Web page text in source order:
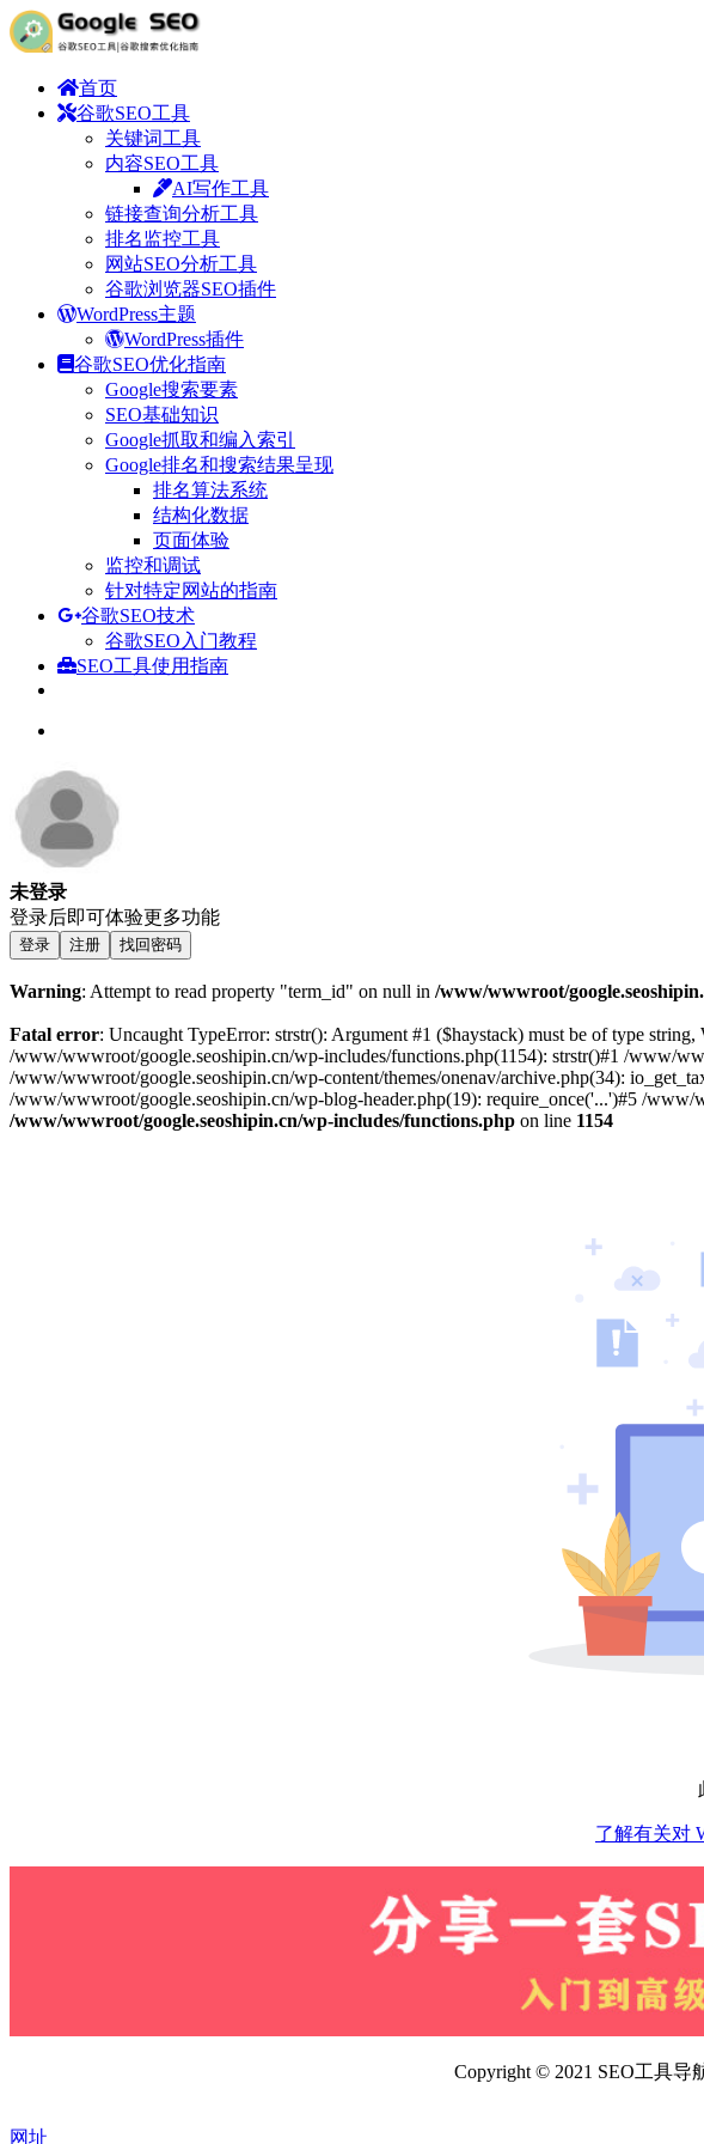
首页
谷歌SEO工具
关键词工具
内容SEO工具
AI写作工具
链接查询分析工具
排名监控工具
网站SEO分析工具
谷歌浏览器SEO插件
WordPress主题
WordPress插件
谷歌SEO优化指南
Google搜索要素
SEO基础知识
Google抓取和编入索引
Google排名和搜索结果呈现
排名算法系统
结构化数据
页面体验
监控和调试
针对特定网站的指南
谷歌SEO技术
谷歌SEO入门教程
SEO工具使用指南
未登录
登录后即可体验更多功能
登录 注册 找回密码
Warning: Attempt to read property "term_id" on null in /www/wwwroot/
Fatal error: Uncaught TypeError: strstr(): Argument #1 ($haystack) must be of type
/www/wwwroot/google.seoshipin.cn/wp-includes/functions.php(1154): strstr()#1 /www/
/www/wwwroot/google.seoshipin.cn/wp-content/themes/onenav/archive.php(34):
/www/wwwroot/google.seoshipin.cn/wp-blog-header.php(19): require_once('...')#5 /
/www/wwwroot/google.seoshipin.cn/wp-includes/functions.php on line 1154
了解有关对
Copyright © 2021 SEO工具导
网址